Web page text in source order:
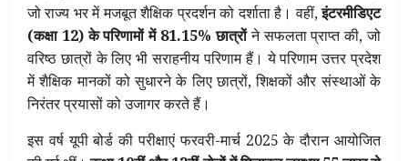
जो राज्य भर में मजबूत शैक्षिक प्रदर्शन को दर्शाता है। वहीं,इंटरमीडिएट
(कक्षा 12) के परिणामों में 81.15% छात्रोंने सफलता प्राप्त की, जो
वरिष्ठ छात्रों के लिए भी सराहनीय परिणाम हैं। ये परिणाम उत्तर प्रदेश
में शैक्षिक मानकों को सुधारने के लिए छात्रों, शिक्षकों और संस्थाओं के
निरंतर प्रयासों को उजागर करते हैं।
इस वर्ष यूपी बोर्ड की परीक्षाएं फरवरी-मार्च 2025 के दौरान आयोजित